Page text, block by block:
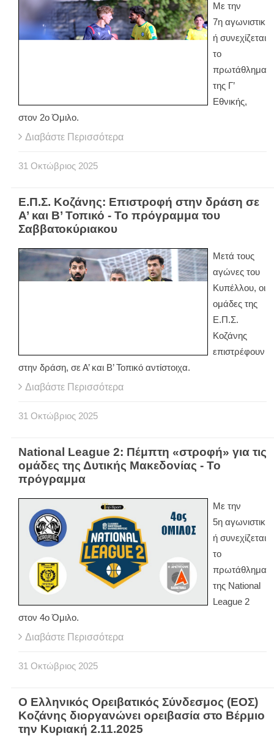
Με την
7η αγωνιστικ
ή συνεχίζεται
το
πρωτάθλημα
της Γ’
Εθνικής,
στον 2ο Όμιλο.
Διαβάστε Περισσότερα
31 Οκτώβριος 2025
Ε.Π.Σ. Κοζάνης: Επιστροφή στην δράση σε
Α’ και Β’ Τοπικό - Το πρόγραμμα του
Σαββατοκύριακου
Μετά τους
αγώνες του
Κυπέλλου, οι
ομάδες της
Ε.Π.Σ.
Κοζάνης
επιστρέφουν
στην δράση, σε Α’ και Β’ Τοπικό αντίστοιχα.
Διαβάστε Περισσότερα
31 Οκτώβριος 2025
National League 2: Πέμπτη «στροφή» για τις
ομάδες της Δυτικής Μακεδονίας - Το
πρόγραμμα
Με την
5η αγωνιστικ
ή συνεχίζεται
το
πρωτάθλημα
της National
League 2
στον 4ο Όμιλο.
Διαβάστε Περισσότερα
31 Οκτώβριος 2025
Ο Ελληνικός Ορειβατικός Σύνδεσμος (ΕΟΣ)
Κοζάνης διοργανώνει ορειβασία στο Βέρμιο
την Κυριακή 2.11.2025